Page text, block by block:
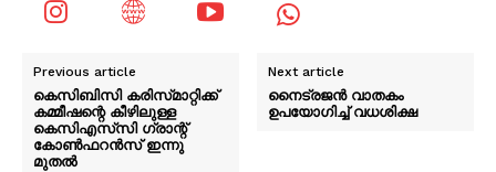
Previous article
കെസിബിസി കരിസ്‌മാറ്റിക്ക്
കമ്മീഷന്റെ കീഴിലുള്ള
കെസിഎസ്‌സി ഗ്രാന്റ്
കോൺഫറൻസ് ഇന്നു
മുതൽ
Next article
നൈട്രജൻ വാതകം
ഉപയോഗിച്ച് വധശിക്ഷ